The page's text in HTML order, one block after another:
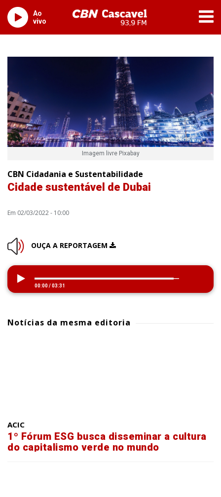
Ao
vivo
Imagem livre Pixabay
CBN Cidadania e Sustentabilidade
Cidade sustentável de Dubai
Em 02/03/2022 - 10:00
OUÇA A REPORTAGEM
00:00/03:31
Notícias da mesma editoria
ACIC
1º Fórum ESG busca disseminar a cultura
do capitalismo verde no mundo